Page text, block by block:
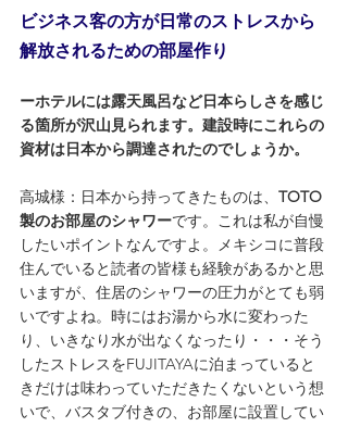
ビジネス客の方が日常のストレスから
解放されるための部屋作り
ーホテルには露天風呂など日本らしさを感じ
る箇所が沢山見られます。建設時にこれらの
資材は日本から調達されたのでしょうか。
高城様：日本から持ってきたものは、 TOTO
製のお部屋のシャワーです。これは私が自慢
したいポイントなんですよ。メキシコに普段
住んでいると読者の皆様も経験があるかと思
いますが、住居のシャワーの圧力がとても弱
いですよね。時にはお湯から水に変わった
り、いきなり水が出なくなったり・・・そう
したストレスをFUJITAYAに泊まっていると
きだけは味わっていただきたくないという想
いで、バスタブ付きの、お部屋に設置してい